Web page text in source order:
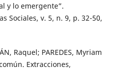
y lo emergente”.
Sociales, v. 5, n. 9, p. 32-50,
Raquel; PAREDES, Myriam
Extracciones,